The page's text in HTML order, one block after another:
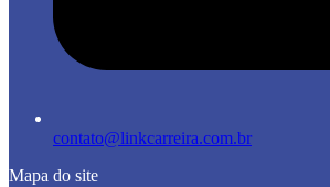
contato@linkcarreira.com.br
Mapa do site